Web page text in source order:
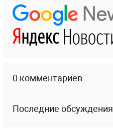
0 комментариев
Последние обсуждения